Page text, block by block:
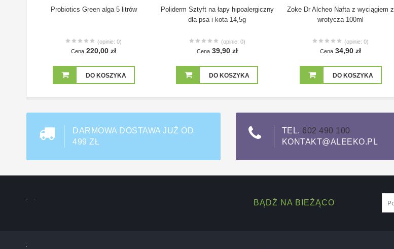
Probiotics Green alga 5 litrów
(opinie: 0)
Cena 220,00 zł
DO KOSZYKA
Poliderm Sztyft na łapy hipoalergiczny
dla psa i kota 14,5g
(opinie: 0)
Cena 39,90 zł
DO KOSZYKA
Zoke Dr Alcheo Nafta z wyciągiem z
wrotycza 100ml
(opinie: 0)
Cena 34,90 zł
DO KOSZYKA
DARMOWA DOSTAWA JUŻ OD
499 ZŁ
TEL. 602 490 100
KONTAKT@ALEEKO.PL
BĄDŹ NA BIEŻĄCO